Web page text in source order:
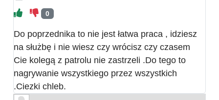
0
Do poprzednika to nie jest łatwa praca , idziesz
na służbę i nie wiesz czy wrócisz czy czasem
Cie kolegą z patrolu nie zastrzeli .Do tego to
nagrywanie wszystkiego przez wszystkich
.Ciezki chleb.